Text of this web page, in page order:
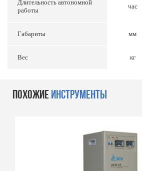
Длительность автономной
работы
час
Габариты мм
Вес кг
ПОХОЖИЕ ИНСТРУМЕНТЫ